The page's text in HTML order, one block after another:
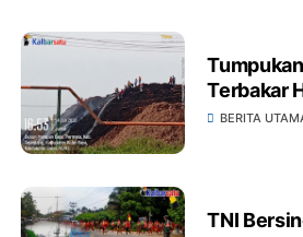
Terbakar
Warga
BERITA
TNI